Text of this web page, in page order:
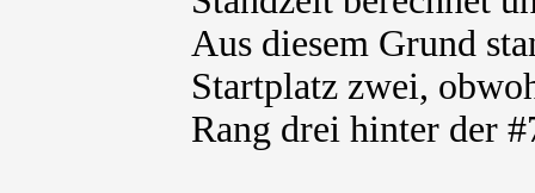
Aus diesem Grund
Startplatz zwei,
Rang drei hinter der